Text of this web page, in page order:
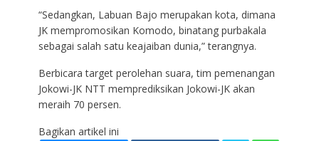
“Sedangkan, Labuan Bajo merupakan kota, dimana
JK mempromosikan Komodo, binatang purbakala
sebagai salah satu keajaiban dunia,” terangnya.
Berbicara target perolehan suara, tim pemenangan
Jokowi-JK NTT memprediksikan Jokowi-JK akan
meraih 70 persen.
Bagikan artikel ini